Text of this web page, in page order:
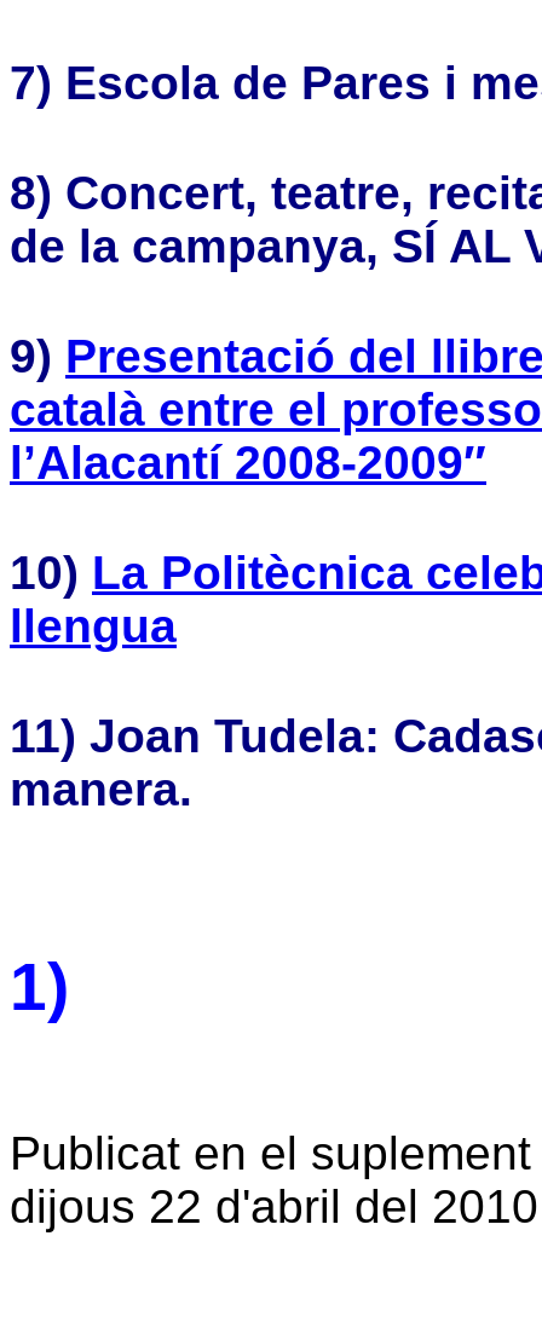
7) Escola de Pares i
8) Concert, teatre,
de la campanya, SÍ AL
9) Presentació del
català entre el
l’Alacantí 2008-2009″
10) La Politècnica
llengua
11) Joan Tudela:
manera.
1)
Publicat en el
dijous 22 d'abril del 2010